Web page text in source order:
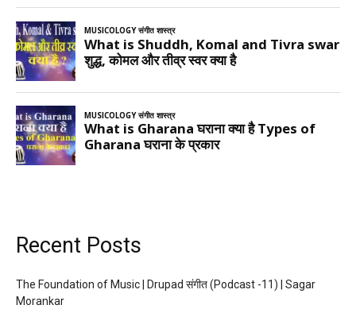
Recent Posts
The Foundation of Music | Drupad संगीत (Podcast -11) | Sagar
Morankar